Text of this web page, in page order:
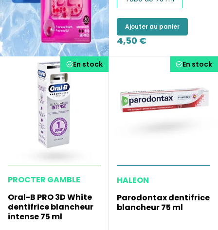
Ajouter au panier
4,50 €
En stock
PROCTER GAMBLE
Oral-B PRO 3D White
dentifrice blancheur
intense 75 ml
En stock
HALEON
Parodontax dentifrice
blancheur 75 ml